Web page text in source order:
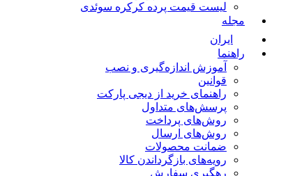
لیست قیمت پرده کرکره سوئدی
مجله
ایران
راهنما
آموزش اندازه‌گیری و نصب
قوانین
راهنمای خرید از دیجی پارکت
پرسش‌های متداول
روش‌های پرداخت
روش‌های ارسال
ضمانت محصولات
رویه‌های بازگرداندن کالا
رهگیری سفارش